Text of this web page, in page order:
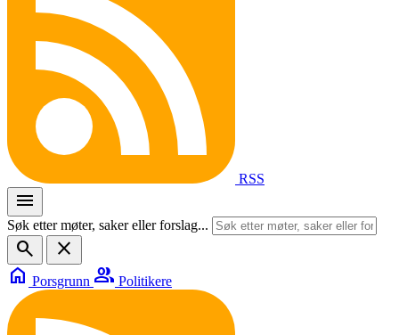
RSS
menu
Søk etter møter, saker eller forslag...
search
close
home Porsgrunn group Politikere